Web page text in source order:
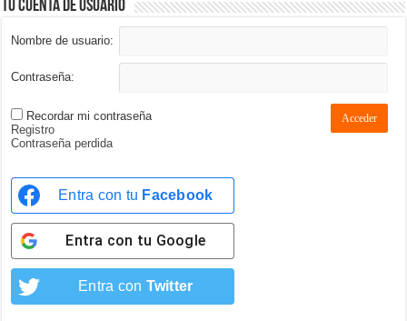
Tu cuenta de usuario
Nombre de usuario:
Contraseña:
Recordar mi contraseña Acceder
Registro
Contraseña perdida
Entra con tu Facebook
Entra con tu Google
Entra con Twitter